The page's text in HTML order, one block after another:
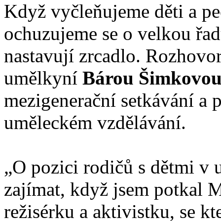
Když vyčleňujeme děti a
ochuzujeme se o velkou
nastavují zrcadlo.
umělkyní Bárou
mezigenerační setkávání
uměleckém vzdělávání.
„O pozici rodičů s dětmi v
zajímat, když jsem potkal
režisérku a aktivistku, se